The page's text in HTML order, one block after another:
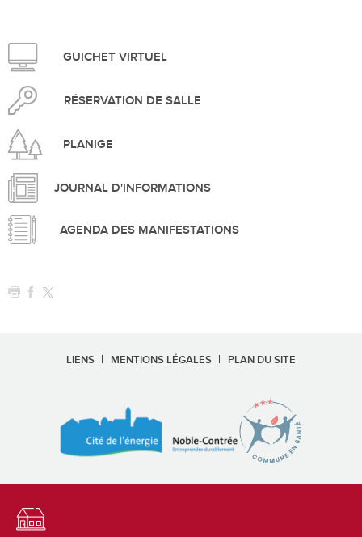
GUICHET VIRTUEL
RÉSERVATION DE SALLE
PLANIGE
JOURNAL D'INFORMATIONS
AGENDA DES MANIFESTATIONS
LIENS MENTIONS LÉGALES PLAN DU SITE